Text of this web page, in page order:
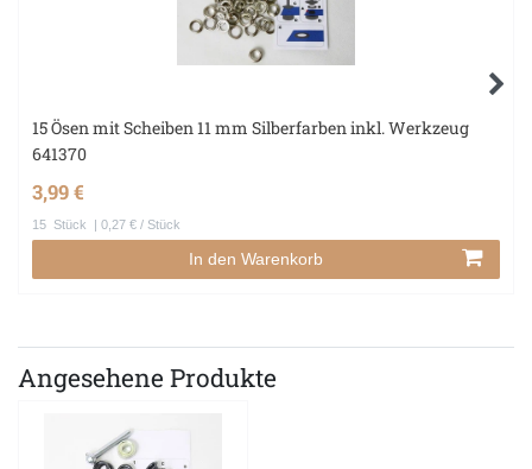
15 Ösen mit Scheiben 11 mm Silberfarben inkl. Werkzeug
641370
3,99 €
15 Stück | 0,27 € / Stück
In den Warenkorb
Angesehene Produkte